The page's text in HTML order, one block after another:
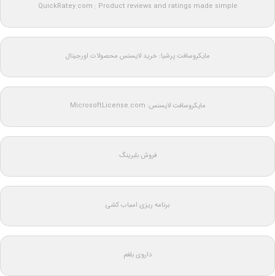
QuickRatey.com : Product reviews and ratings made simple
مایکروسافت پرشیا: خرید لایسنس محصولات اورجینال
مایکروسافت لایسنس: MicrosoftLicense.com
فروش بلبرینگ
برنامه ریزی اسباب کشی
داروی بلغم